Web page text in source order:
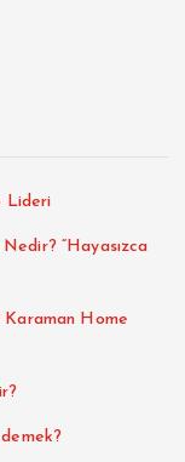
Lideri
“Hayasızca
Home